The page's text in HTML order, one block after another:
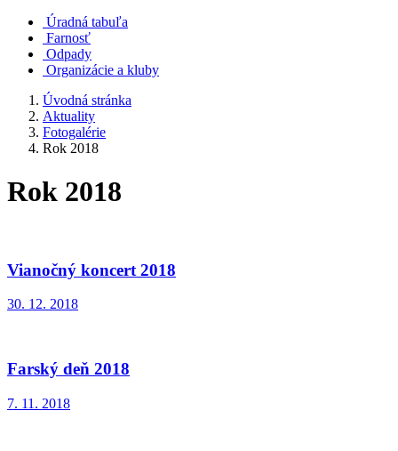
Úradná tabuľa
Farnosť
Odpady
Organizácie a kluby
Úvodná stránka
Aktuality
Fotogalérie
Rok 2018
Rok 2018
Vianočný koncert 2018
30. 12. 2018
Farský deň 2018
7. 11. 2018